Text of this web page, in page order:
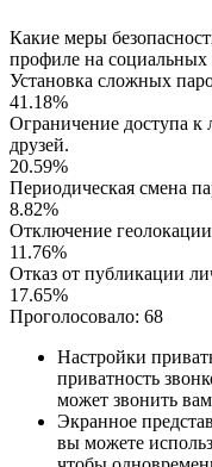
Какие меры
профиле на социальных
Установка сложных
41.18%
Ограничение доступа
друзей.
20.59%
Периодическая смена
8.82%
Отключение
11.76%
Отказ от публикации
17.65%
Проголосовало: 68
Настройки
приватность
может звонить
Экранное
вы можете